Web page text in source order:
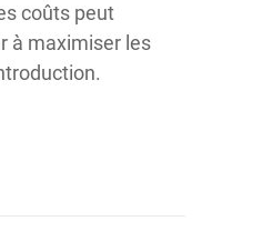
coûts peut
à maximiser les